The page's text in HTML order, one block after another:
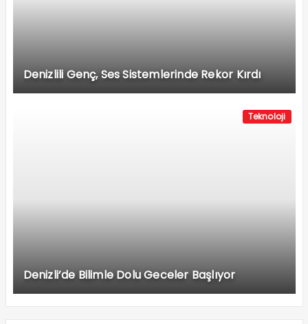
Denizlili Genç, Ses Sistemlerinde Rekor Kırdı
Teknoloji
Denizli’de Bilimle Dolu Geceler Başlıyor